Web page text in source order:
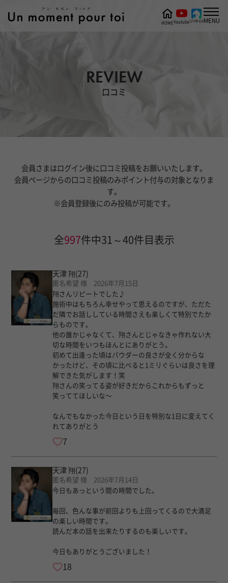
REVIEW
口コミ
HOMEYoutubeツイキャスMENU
会員さまはログイン後に口コミ投稿をお願いいたします。
会員ページからの口コミ投稿のみポイント付与の対象となりま
す。
※会員登録後にのみ投稿が可能です。
全997件中31～40件目表示
天津 翔(27)
匿名希望 様 2026年7月15日
翔さんリピートでした♪
施術中はもちろん幸せやって思えるのですが、ただた
だ隣でお話ししている時間さえも楽しくて特別でたか
らものです。
他の誰かじゃなくて、翔さんとじゃなきゃ作れない大
切な時間をいつもほんとにありがとう。
初めて出逢った頃はパウダーの良さが全く分からな
かったけど、その頃に比べると1ミリぐらいは良さを理
解できた気がします！笑
翔さんの笑ってる姿が好きだからこれからもずっと
笑っててほしいな〜
なんでもなかった今日という日を特別な1日に変えてく
れてありがとう
7
天津 翔(27)
匿名希望 様 2026年7月14日
今日もあっという間の時間でした。
毎回、色んな事が前回よりも上回ってくるので大満足
の楽しい時間です。
読んだ本の話を出来たりするのも楽しいです。
今日もありがとうございました！
18